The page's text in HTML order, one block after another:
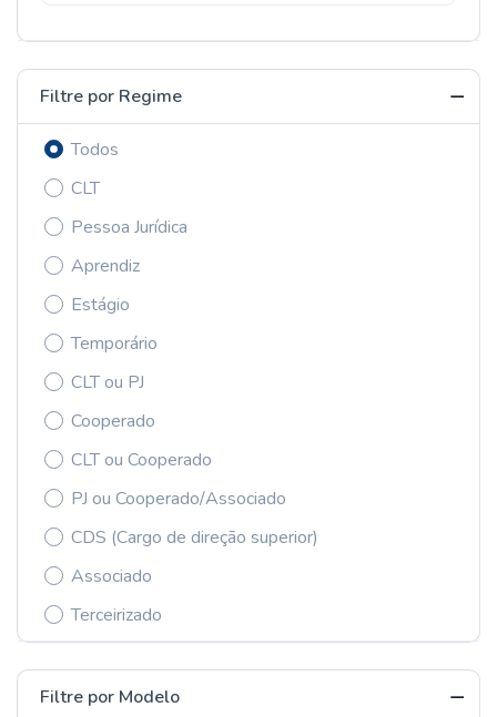
Filtre por Regime
Todos
CLT
Pessoa Jurídica
Aprendiz
Estágio
Temporário
CLT ou PJ
Cooperado
CLT ou Cooperado
PJ ou Cooperado/Associado
CDS (Cargo de direção superior)
Associado
Terceirizado
Filtre por Modelo